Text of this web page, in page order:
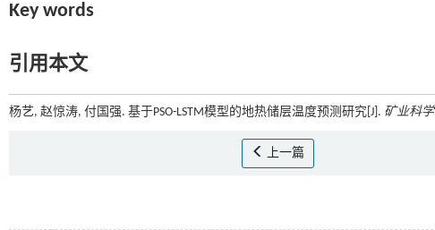
Key words
引用本文
杨艺, 赵惊涛, 付国强. 基于PSO-LSTM模型的地热储层温度预测研究[J]. 矿业科
上一篇